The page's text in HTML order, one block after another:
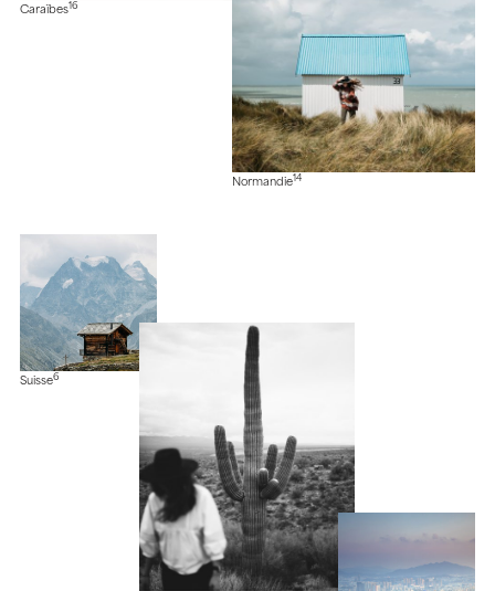
Caraïbes16
Normandie14
Suisse6